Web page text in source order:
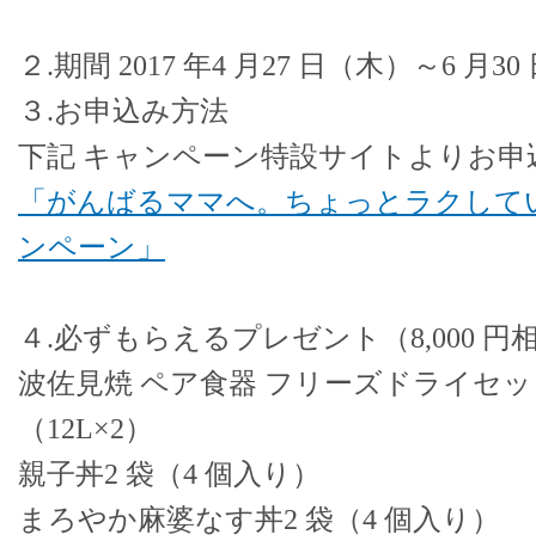
２.期間 2017 年4 月27 日（木）～6 月30
３.お申込み方法
下記 キャンペーン特設サイトよりお申
「がんばるママへ。ちょっとラクし
ンペーン」
４.必ずもらえるプレゼント（8,000 円
波佐見焼 ペア食器 フリーズドライセ
（12L×2）
親子丼2 袋（4 個入り）
まろやか麻婆なす丼2 袋（4 個入り）